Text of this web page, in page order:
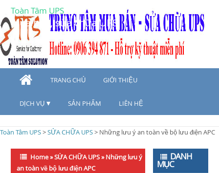
Toàn Tâm UPS
Mua bán, sửa chữa UPS
TRANG CHỦ GIỚI THIỆU
DỊCH VỤ SẢN PHẨM LIÊN HỆ
Toàn Tâm UPS>SỬA CHỮA UPS> Những lưu ý an toàn về bộ lưu điện APC
Home»SỬA CHỮA UPS»Những lưu ý
an toàn về bộ lưu điện APC
DANH
MỤC